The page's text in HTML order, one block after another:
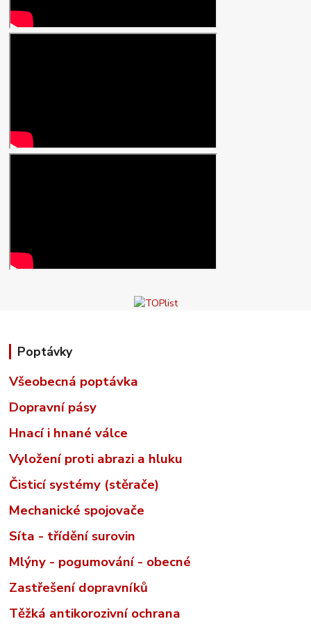
Poptávky
Všeobecná poptávka
Dopravní pásy
Hnací i hnané válce
Vyložení proti abrazi a hluku
Čisticí systémy (stěrače)
Mechanické spojovače
Síta - třídění surovin
Mlýny - pogumování - obecné
Zastřešení dopravníků
Těžká antikorozivní ochrana